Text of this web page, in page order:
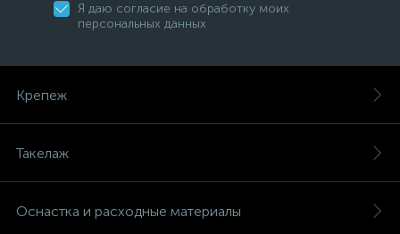
Я даю согласие на обработку моих
персональных данных
Крепеж
Такелаж
Оснастка и расходные материалы